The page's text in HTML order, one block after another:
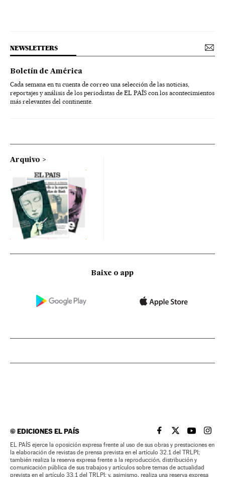
NEWSLETTERS
Boletín de América
Cada semana en tu cuenta de correo una selección de las noticias,
reportajes y análisis de los periodistas de EL PAÍS con los acontecimientos
más relevantes del continente.
Arquivo
Baixe o app
©EDICIONES EL PAÍS EL PAÍS BRASIL EN
EL PAÍSEL PAÍS
EL
EL PAÍS ejerce la oposición expresa frente al uso de sus obras y prestaciones en
la elaboración de revistas de prensa prevista en el artículo 32.1 del TRLPI;
también realiza la reserva expresa frente a la reproducción, distribución y
comunicación pública de sus trabajos y artículos sobre temas de actualidad
prevista en el artículo 33.1 del TRLPI; y, asimismo, realiza una reserva expresa